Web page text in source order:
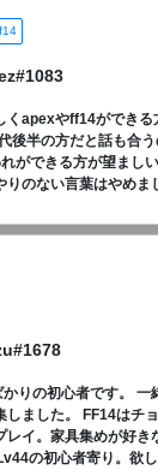
くapexやff14ができる
後半の方だと話も合う
ができる方が望まし
のない言葉はやめま
りの初心者です。 一
しました。 FF14はチ
レイ。家具集めが好き